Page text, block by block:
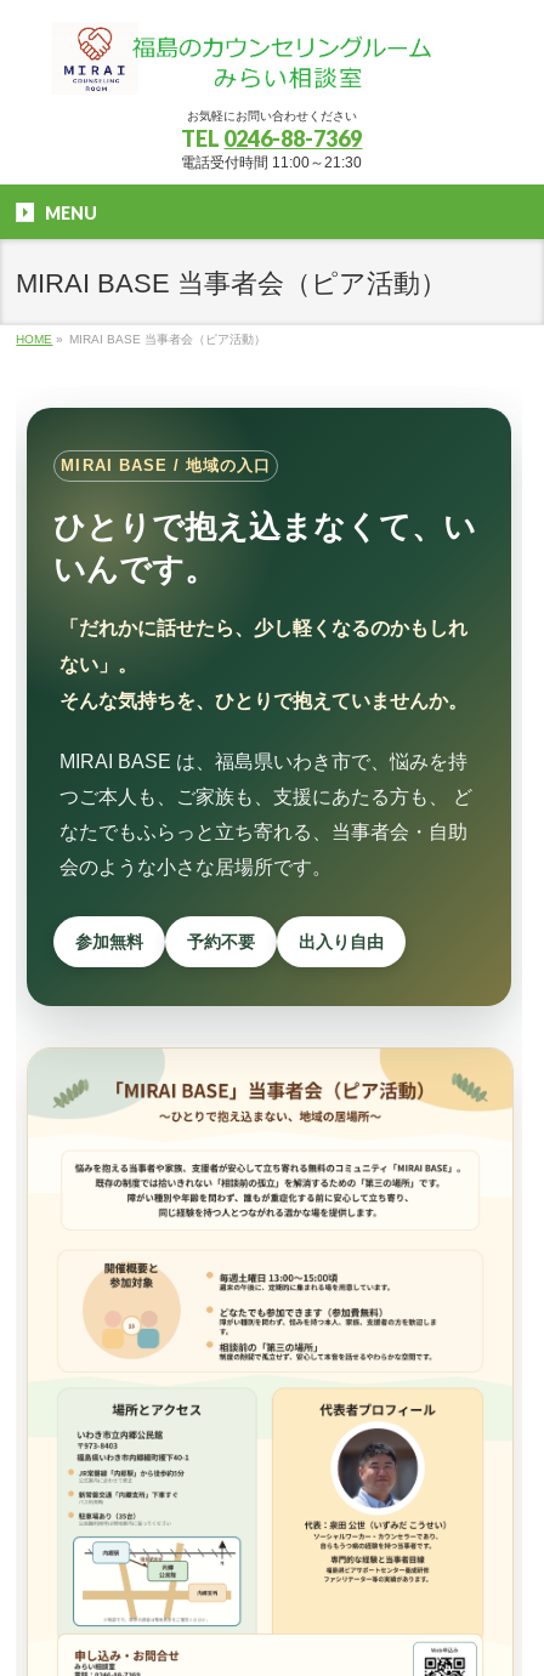
お気軽にお問い合わせください
TEL 0246-88-7369
電話受付時間 11:00～21:30
MENU
MIRAI BASE 当事者会（ピア活動）
HOME » MIRAI BASE 当事者会（ピア活動）
MIRAI BASE / 地域の入口
ひとりで抱え込まなくて、い
いんです。
「だれかに話せたら、少し軽くなるのかもしれ
ない」。
そんな気持ちを、ひとりで抱えていませんか。
MIRAI BASE は、福島県いわき市で、悩みを持
つご本人も、ご家族も、支援にあたる方も、 ど
なたでもふらっと立ち寄れる、当事者会・自助
会のような小さな居場所です。
参加無料 予約不要 出入り自由